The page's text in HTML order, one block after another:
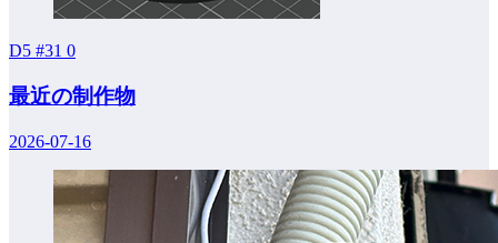
D5 #31 0
最近の制作物
2026-07-16